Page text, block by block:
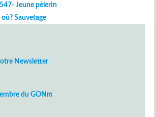
Jeune pèlerin
Sauvetage
Newsletter
du GONm